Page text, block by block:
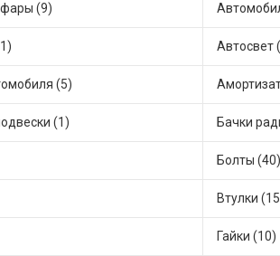
(9)
Автосвет
(5)
(1) Бачки
Болты (40)
Втулки
Гайки (10)